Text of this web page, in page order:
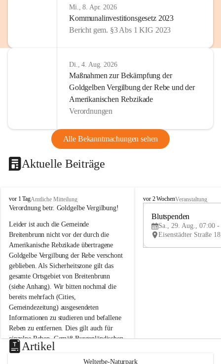
Mi., 8. Apr. 2026
Kommunalinvestitionsgesetz 2023
Bericht gem. §3 Abs 1 KIG 2023
Di., 4. Aug. 2026
Maßnahmen zur Bekämpfung der
Goldgelben Vergilbung der Rebe und der
Amerikanischen Rebzikade
Verordnungen
Alle Bekanntmachungen sehen
Aktuelle Beiträge
B
r
i
t
e
n
b
r
u
n
n
a
m
N
e
u
s
vor 1 TagAmtliche Mitteilung
Verordnung betr. Goldgelbe Vergilbung!
Leider ist auch die Gemeinde
Breitenbrunn nicht vor der durch die
Amerikanische Rebzikade übertragene
Goldgelbe Vergilbung der Rebe verschont
geblieben. Als Sicherheitszone gilt das
gesamte Ortsgebiet von Breitenbrunn
(siehe Anhang). Wir bitten nochmal die
bereits mehrfach (Cities,
Gemeindezeitung) ausgesendeten
Informationen zu studieren und befallene
Reben zu entfernen. Dies gilt auch für
einzelne Reben. Gemäß Burgenländischen
Weinbaugesetz sind nicht gepflegte oder
unzulässige Weingärten zu roden! Bitte
B
e
u
vor 2 WochenVeranstaltung
Blutspenden
Sa., 29. Aug., 07:00 -
Artikel
Welterbe-Naturpark